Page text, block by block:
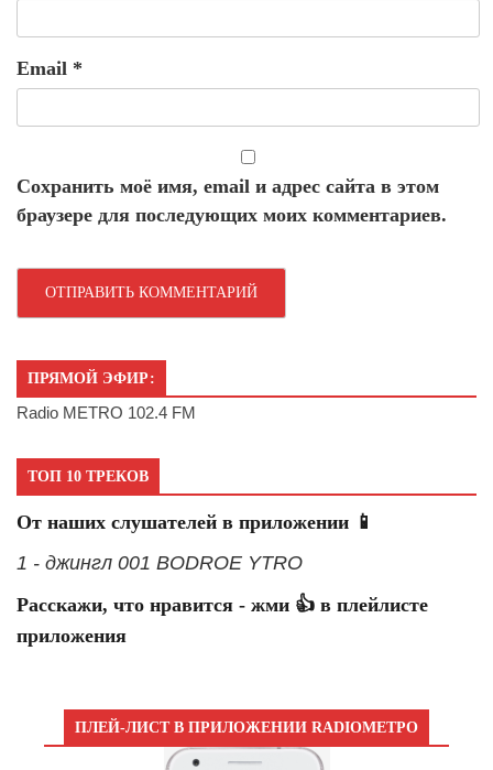
Email *
Сохранить моё имя, email и адрес сайта в этом
браузере для последующих моих комментариев.
ПРЯМОЙ ЭФИР:
Radio METRO 102.4 FM
ТОП 10 ТРЕКОВ
От наших слушателей в приложении 📱
1 - джингл 001 BODROE YTRO
Расскажи, что нравится - жми 👍 в плейлисте
приложения
ПЛЕЙ-ЛИСТ В ПРИЛОЖЕНИИ RADIOМЕТРО